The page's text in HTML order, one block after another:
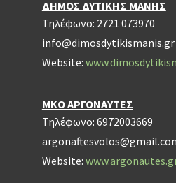
ΔΗΜΟΣ ΔΥΤΙΚΗΣ ΜΑΝΗΣ
Τηλέφωνο: 2721 073970
info@dimosdytikismanis.gr
Website:
ΜΚΟ ΑΡΓΟΝΑΥΤΕΣ
Τηλέφωνο: 6972003669
Website: